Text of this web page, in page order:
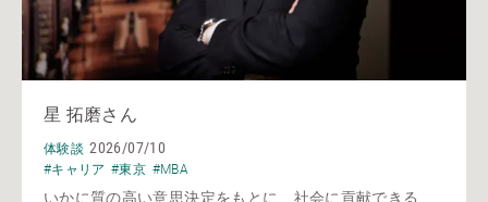
星 拓磨さん
体験談 2026/07/10
#キャリア #東京 #MBA
いかに質の高い意思決定をもとに、社会に貢献できる